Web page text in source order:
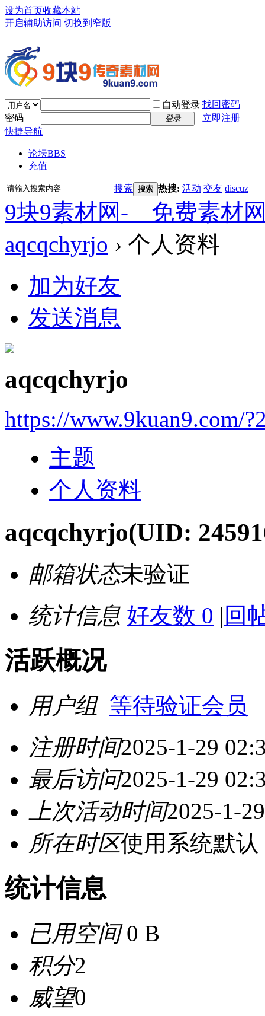
设为首页收藏本站
开启辅助访问 切换到窄版
自动登录 找回密码
密码
登录
立即注册
快捷导航
论坛BBS
充值
搜索 搜索 热搜: 活动 交友 discuz
9块9素材网-＿免费素材
aqcqchyrjo › 个人资料
加为好友
发送消息
aqcqchyrjo
https://www.9kuan9.com/
主题
个人资料
aqcqchyrjo(UID:
邮箱状态未验证
统计信息 好友数 0 | 回
活跃概况
用户组 等待验证会员
注册时间2025-1-29
最后访问2025-1-29
上次活动时间2025-1-
所在时区使用系统默认
统计信息
已用空间0 B
积分2
威望0